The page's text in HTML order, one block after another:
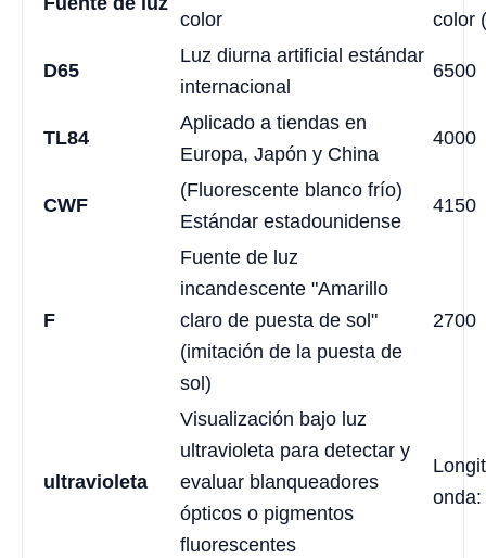
color
color
D65
Luz diurna artificial estándar
internacional
6500
TL84
Aplicado a tiendas en
Europa, Japón y China
4000
CWF
(Fluorescente blanco frío)
Estándar estadounidense
4150
F
Fuente de luz
incandescente "Amarillo
claro de puesta de sol"
(imitación de la puesta de
sol)
2700
ultravioleta
Visualización bajo luz
ultravioleta para detectar y
evaluar blanqueadores
ópticos o pigmentos
fluorescentes